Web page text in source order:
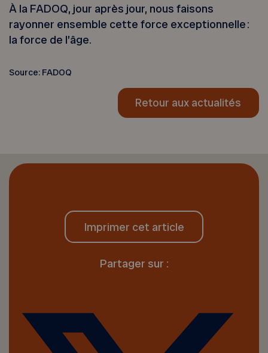
À la FADOQ, jour après jour, nous faisons
rayonner ensemble cette force exceptionnelle :
la force de l’âge.
Source: FADOQ
Retour aux actualités
Imprimer cet article
Partager sur :